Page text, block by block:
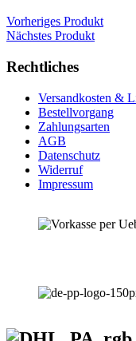
Vorheriges Produkt
Nächstes Produkt
Rechtliches
Versandkosten &
Bestellvorgang
Zahlungsarten
AGB
Datenschutz
Widerruf
Impressum